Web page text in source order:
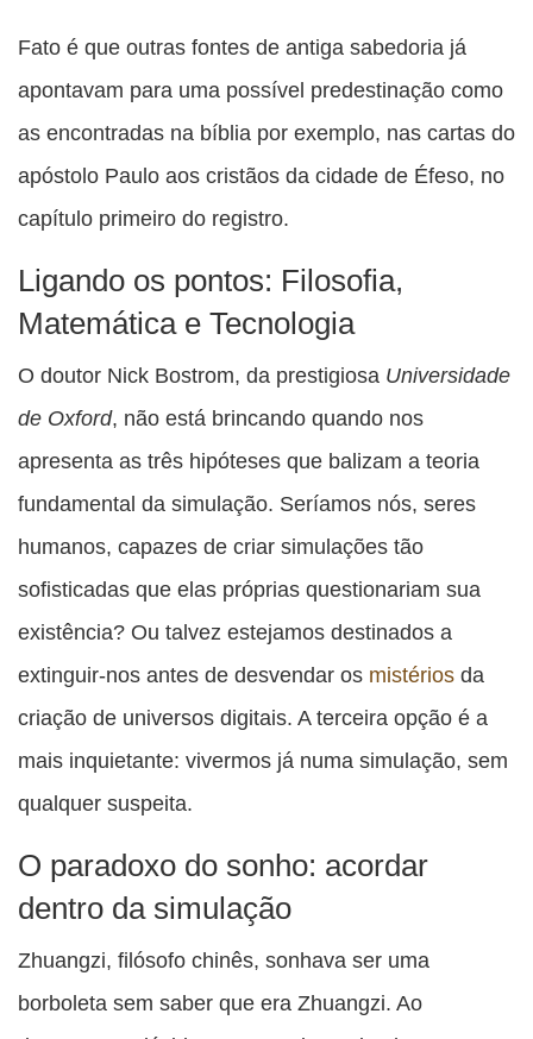
Fato é que outras fontes de antiga sabedoria já
apontavam para uma possível predestinação como
as encontradas na bíblia por exemplo, nas cartas do
apóstolo Paulo aos cristãos da cidade de Éfeso, no
capítulo primeiro do registro.
Ligando os pontos: Filosofia,
Matemática e Tecnologia
O doutor Nick Bostrom, da prestigiosa Universidade
de Oxford, não está brincando quando nos
apresenta as três hipóteses que balizam a teoria
fundamental da simulação. Seríamos nós, seres
humanos, capazes de criar simulações tão
sofisticadas que elas próprias questionariam sua
existência? Ou talvez estejamos destinados a
extinguir-nos antes de desvendar os mistérios da
criação de universos digitais. A terceira opção é a
mais inquietante: vivermos já numa simulação, sem
qualquer suspeita.
O paradoxo do sonho: acordar
dentro da simulação
Zhuangzi, filósofo chinês, sonhava ser uma
borboleta sem saber que era Zhuangzi. Ao